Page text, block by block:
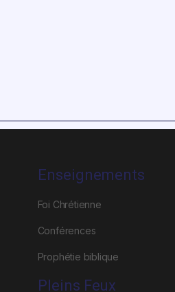
Enseignements
Foi Chrétienne
Conférences
Prophétie biblique
Pleins Feux